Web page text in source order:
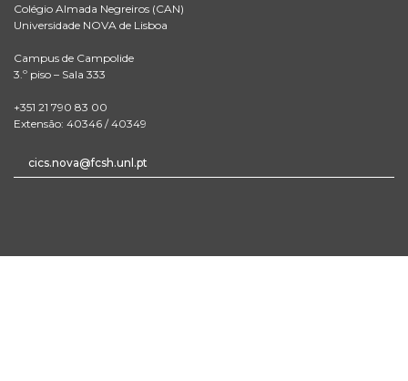
Colégio Almada Negreiros (CAN)
Universidade NOVA de Lisboa
Campus de Campolide
3.º piso – Sala 333
+351 21 790 83 00
Extensão: 40346 / 40349
cics.nova@fcsh.unl.pt